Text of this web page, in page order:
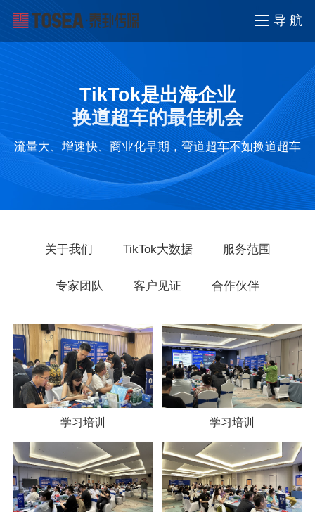
导 航
TikTok是出海企业
换道超车的最佳机会
流量大、增速快、商业化早期，弯道超车不如换道超车
关于我们 TikTok大数据 服务范围
专家团队 客户见证 合作伙伴
学习培训 学习培训